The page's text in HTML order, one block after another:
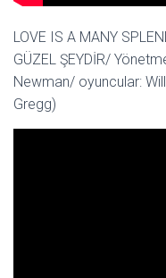
LOVE IS A MANY
GÜZEL ŞEYDİR/
Newman/ oyuncular:
Gregg)